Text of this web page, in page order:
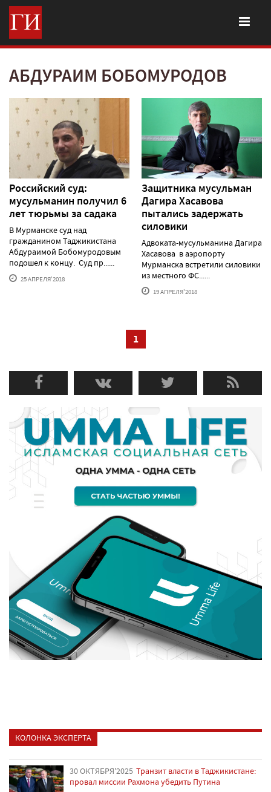
АБДУРАИМ БОБОМУРОДОВ
Российский суд:
мусульманин получил 6
лет тюрьмы за садака
В Мурманске суд над
гражданином Таджикистана
Абдураимой Бобомуродовым
подошел к концу. Суд пр......
25 АПРЕЛЯ'2018
Защитника мусульман
Дагира Хасавова
пытались задержать
силовики
Адвоката-мусульманина Дагира
Хасавова в аэропорту
Мурманска встретили силовики
из местного ФС......
19 АПРЕЛЯ'2018
1
КОЛОНКА ЭКСПЕРТА
30 ОКТЯБРЯ'2025 Транзит власти в Таджикистане:
провал миссии Рахмона убедить Путина